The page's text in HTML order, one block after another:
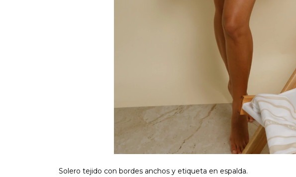
Solero tejido con bordes anchos y etiqueta en espalda.